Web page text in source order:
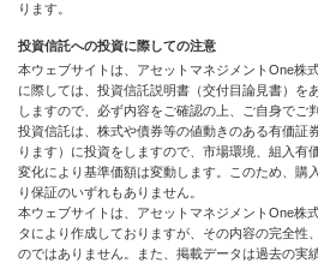
ります。
投資信託への投資に際しての注意
本ウェブサイトは、アセットマネジメントOne株
に際しては、投資信託説明書（交付目論見書）を
しますので、必ず内容をご確認の上、ご自身でご
投資信託は、株式や債券等の値動きのある有価証
ります）に投資をしますので、市場環境、組入有
変化により基準価額は変動します。このため、購
り保証のいずれもありません。
本ウェブサイトは、アセットマネジメントOne株
タにより作成しておりますが、その内容の完全性
のではありません。また、掲載データは過去の実